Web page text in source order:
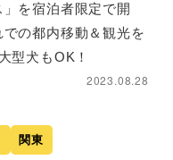
を宿泊者限定で開
の都内移動＆観光を
型犬もOK！
2023.08.28
関東